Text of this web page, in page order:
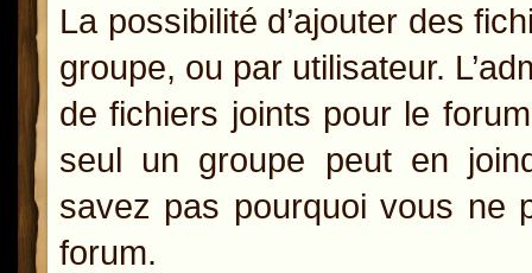
La possibilité d’ajouter des
groupe, ou par utilisateur.
de fichiers joints pour le
seul un groupe peut en
savez pas pourquoi vous ne
forum.